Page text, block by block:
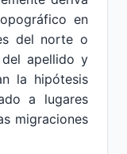
en
del norte o
apellido y
la hipótesis
a lugares
migraciones